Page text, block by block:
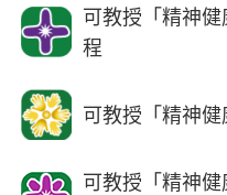
可教授「精神
程
可教授「精神
可教授「精神